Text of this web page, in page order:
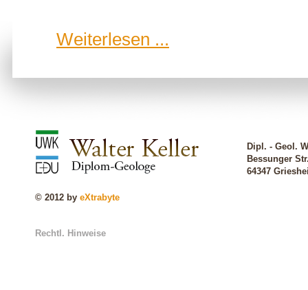
Weiterlesen ...
© 2012 by eXtrabyte
Rechtl. Hinweise
Dipl. - Geol.
Bessunger
64347